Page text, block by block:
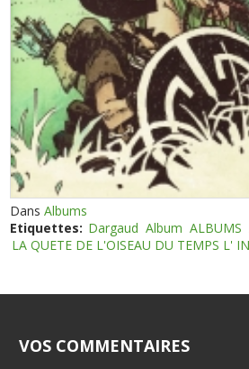
DansAlbums
Etiquettes: Dargaud Album ALBUMS
LA QUETE DE L'OISEAU DU TEMPS L'
VOS COMMENTAIRES